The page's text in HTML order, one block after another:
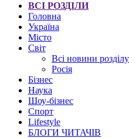
ВСІ РОЗДІЛИ
Головна
Україна
Місто
Світ
Всі новини розділу
Росія
Бізнес
Наука
Шоу-бізнес
Спорт
Lifestyle
БЛОГИ ЧИТАЧІВ